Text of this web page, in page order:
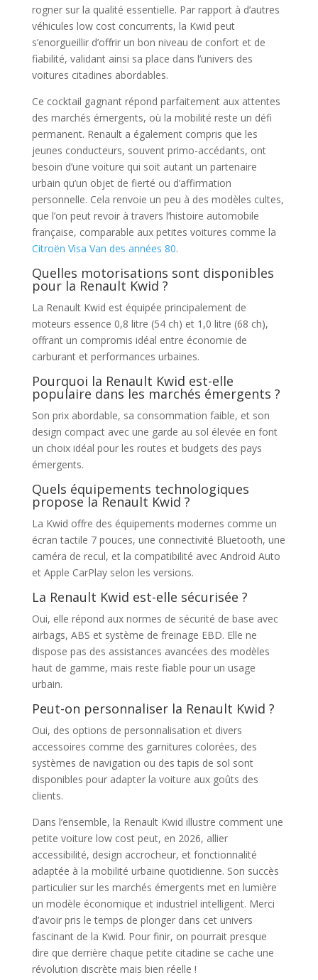
rogner sur la qualité essentielle. Par rapport à d’autres
véhicules low cost concurrents, la Kwid peut
s’enorgueillir d’offrir un bon niveau de confort et de
fiabilité, validant ainsi sa place dans l’univers des
voitures citadines abordables.
Ce cocktail gagnant répond parfaitement aux attentes
des marchés émergents, où la mobilité reste un défi
permanent. Renault a également compris que les
jeunes conducteurs, souvent primo-accédants, ont
besoin d’une voiture qui soit autant un partenaire
urbain qu’un objet de fierté ou d’affirmation
personnelle. Cela renvoie un peu à des modèles cultes,
que l’on peut revoir à travers l’histoire automobile
française, comparable aux petites voitures comme la
Citroën Visa Van des années 80.
Quelles motorisations sont disponibles
pour la Renault Kwid ?
La Renault Kwid est équipée principalement de
moteurs essence 0,8 litre (54 ch) et 1,0 litre (68 ch),
offrant un compromis idéal entre économie de
carburant et performances urbaines.
Pourquoi la Renault Kwid est-elle
populaire dans les marchés émergents ?
Son prix abordable, sa consommation faible, et son
design compact avec une garde au sol élevée en font
un choix idéal pour les routes et budgets des pays
émergents.
Quels équipements technologiques
propose la Renault Kwid ?
La Kwid offre des équipements modernes comme un
écran tactile 7 pouces, une connectivité Bluetooth, une
caméra de recul, et la compatibilité avec Android Auto
et Apple CarPlay selon les versions.
La Renault Kwid est-elle sécurisée ?
Oui, elle répond aux normes de sécurité de base avec
airbags, ABS et système de freinage EBD. Elle ne
dispose pas des assistances avancées des modèles
haut de gamme, mais reste fiable pour un usage
urbain.
Peut-on personnaliser la Renault Kwid ?
Oui, des options de personnalisation et divers
accessoires comme des garnitures colorées, des
systèmes de navigation ou des tapis de sol sont
disponibles pour adapter la voiture aux goûts des
clients.
Dans l’ensemble, la Renault Kwid illustre comment une
petite voiture low cost peut, en 2026, allier
accessibilité, design accrocheur, et fonctionnalité
adaptée à la mobilité urbaine quotidienne. Son succès
particulier sur les marchés émergents met en lumière
un modèle économique et industriel intelligent. Merci
d’avoir pris le temps de plonger dans cet univers
fascinant de la Kwid. Pour finir, on pourrait presque
dire que derrière chaque petite citadine se cache une
révolution discrète mais bien réelle !